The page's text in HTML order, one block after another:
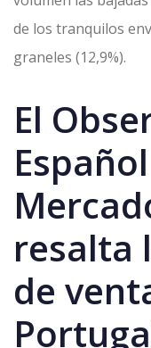
de los tranquilos
graneles (12,9%).
El
resalta
de